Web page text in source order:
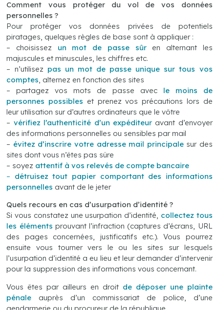
Comment vous protéger du vol de vos données
personnelles ?
Pour protéger vos données privées de potentiels
piratages, quelques règles de base sont à appliquer :
– choisissez un mot de passe sûren alternant les
majuscules et minuscules, les chiffres etc.
– n’utilisez pas un mot de passe unique sur tous vos
comptes, alternez en fonction des sites
– partagez vos mots de passe avec le moins de
personnes possibles et prenez vos précautions lors de
leur utilisation sur d’autres ordinateurs que le vôtre
– vérifiez l’authenticité d’un expéditeur avant d’envoyer
des informations personnelles ou sensibles par mail
– évitez d’inscrire votre adresse mail principale sur des
sites dont vous n’êtes pas sûre
– soyez attentif à vos relevés de compte bancaire
– détruisez tout papier comportant des informations
personnelles avant de le jeter
Quels recours en cas d’usurpation d’identité ?
Si vous constatez une usurpation d’identité, collectez tous
les éléments prouvant l’infraction (captures d’écrans, URL
des pages concernées, justificatifs etc.). Vous pourrez
ensuite vous tourner vers le ou les sites sur lesquels
l’usurpation d’identité a eu lieu et leur demander d’intervenir
pour la suppression des informations vous concernant.
Vous êtes par ailleurs en droit de déposer une plainte
pénale
auprès d’un commissariat de police, d’une